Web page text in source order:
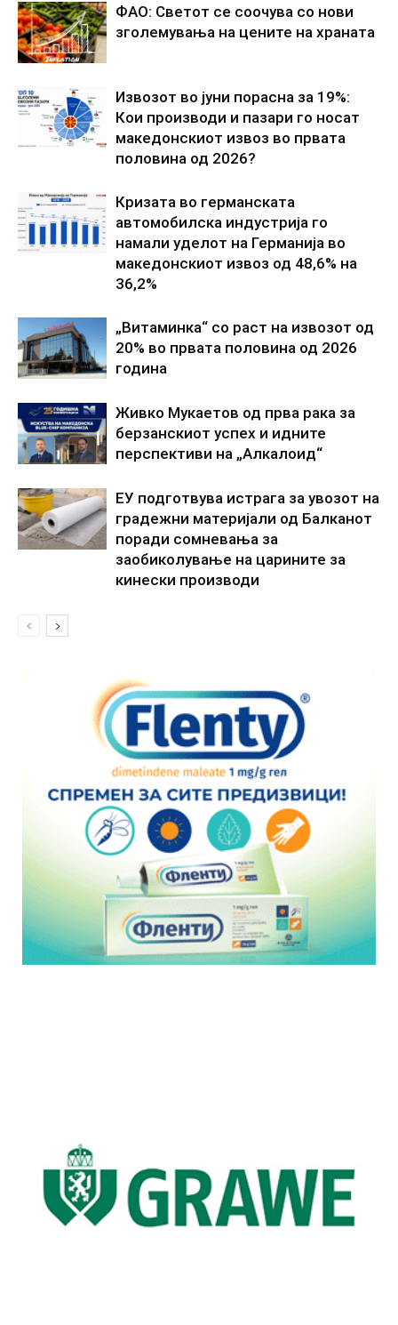
ФАО: Светот се соочува со нови
зголемувања на цените на храната
Извозот во јуни порасна за 19%:
Кои производи и пазари го носат
македонскиот извоз во првата
половина од 2026?
Кризата во германската
автомобилска индустрија го
намали уделот на Германија во
македонскиот извоз од 48,6% на
36,2%
„Витаминка“ со раст на извозот од
20% во првата половина од 2026
година
Живко Мукаетов од прва рака за
берзанскиот успех и идните
перспективи на „Алкалоид“
ЕУ подготвува истрага за увозот на
градежни материјали од Балканот
поради сомневања за
заобиколување на царините за
кинески производи